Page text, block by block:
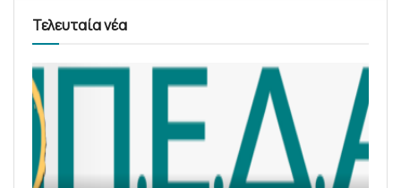
Τελευταία νέα